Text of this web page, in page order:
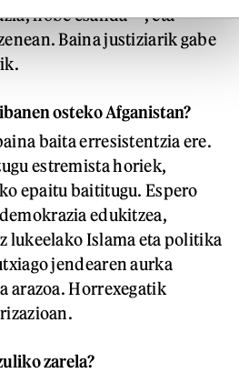
hobe esanda—, eta
Baina justiziarik gabe
osteko Afganistan?
baita erresistentzia ere.
estremista horiek,
epaitu baititugu. Espero
edukitzea,
lukeelako Islama eta politika
jendearen aurka
arazoa. Horrexegatik
zarela?